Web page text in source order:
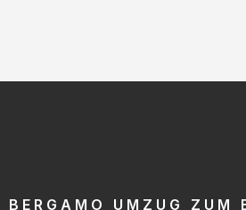
BERGAMO UMZUG ZUM